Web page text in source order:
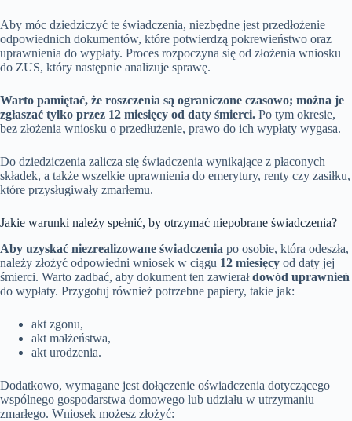
Aby móc dziedziczyć te świadczenia, niezbędne jest przedłożenie
odpowiednich dokumentów, które potwierdzą pokrewieństwo oraz
uprawnienia do wypłaty. Proces rozpoczyna się od złożenia wniosku
do ZUS, który następnie analizuje sprawę.
Warto pamiętać, że roszczenia są ograniczone czasowo; można je
zgłaszać tylko przez 12 miesięcy od daty śmierci. Po tym okresie,
bez złożenia wniosku o przedłużenie, prawo do ich wypłaty wygasa.
Do dziedziczenia zalicza się świadczenia wynikające z płaconych
składek, a także wszelkie uprawnienia do emerytury, renty czy zasiłku,
które przysługiwały zmarłemu.
Jakie warunki należy spełnić, by otrzymać niepobrane świadczenia?
Aby uzyskać niezrealizowane świadczenia po osobie, która odeszła,
należy złożyć odpowiedni wniosek w ciągu 12 miesięcy od daty jej
śmierci. Warto zadbać, aby dokument ten zawierałdowód uprawnień
do wypłaty. Przygotuj również potrzebne papiery, takie jak:
akt zgonu,
akt małżeństwa,
akt urodzenia.
Dodatkowo, wymagane jest dołączenie oświadczenia dotyczącego
wspólnego gospodarstwa domowego lub udziału w utrzymaniu
zmarłego. Wniosek możesz złożyć: